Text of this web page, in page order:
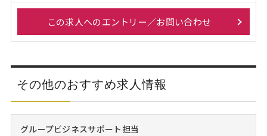
この求人へのエントリー／お問い合わせ
その他のおすすめ求人情報
グループビジネスサポート担当